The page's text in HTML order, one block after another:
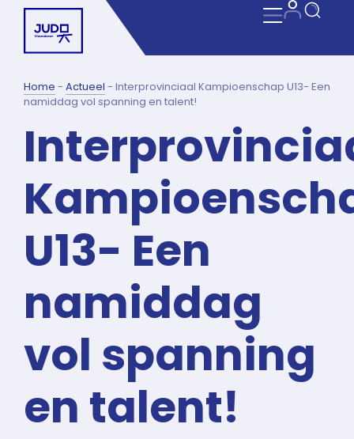
Home - Actueel - Interprovinciaal Kampioenschap U13- Een
namiddag vol spanning en talent!
U13- Een
namiddag
vol spanning
en talent!